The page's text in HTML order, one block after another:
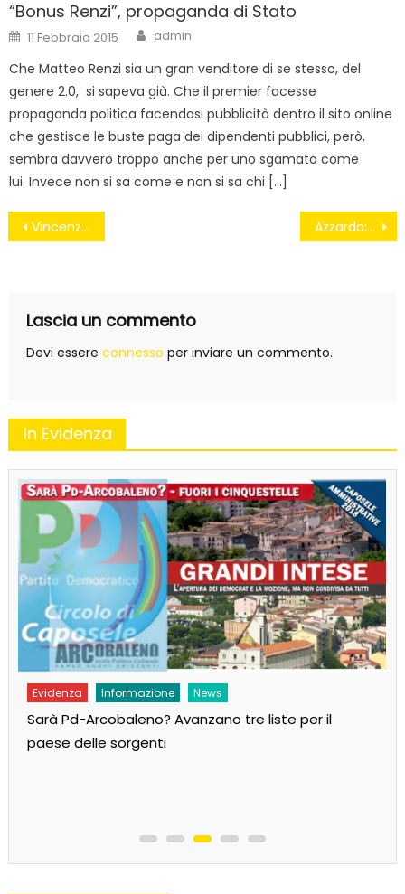
“Bonus Renzi”, propaganda di Stato
Posted
on
11 Febbraio 2015 Author
admin
Che Matteo Renzi sia un gran venditore di se stesso, del
genere 2.0, si sapeva già. Che il premier facesse
propaganda politica facendosi pubblicità dentro il sito online
che gestisce le buste paga dei dipendenti pubblici, però,
sembra davvero troppo anche per uno sgamato come
lui. Invece non si sa come e non si sa chi […]
Navigazione
Vincenzo De Luca indagato, “pressioni sul giudice per salvarsi il posto” Azzardo: M5S scopre emendamento porcata Pd contro Comuni e Regioni #noslot
Lascia un commento
Devi essere connesso per inviare un commento.
In Evidenza
Evidenza Informazione News
Sarà Pd-Arcobaleno? Avanzano tre liste per il
paese delle sorgenti